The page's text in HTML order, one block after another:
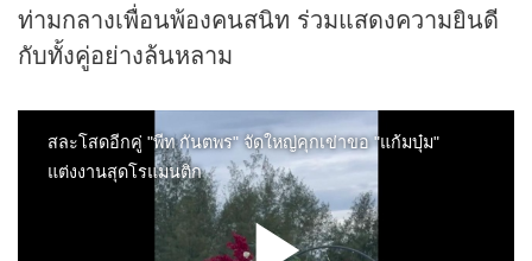
ท่ามกลางเพื่อนพ้องคนสนิท ร่วมแสดงความยินดี
กับทั้งคู่อย่างล้นหลาม